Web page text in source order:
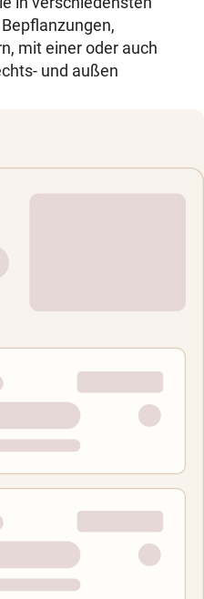
mit einer oder auch
und außen